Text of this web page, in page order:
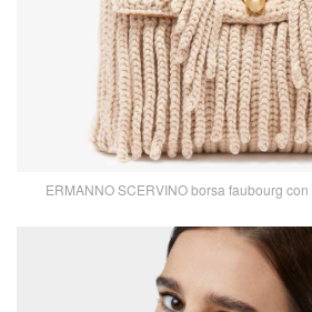
ERMANNO SCERVINO borsa faubourg